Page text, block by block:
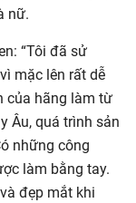
nữ.
“Tôi đã sử
mặc lên rất dễ
của hãng làm từ
Âu, quá trình sản
những công
làm bằng tay.
đẹp mắt khi